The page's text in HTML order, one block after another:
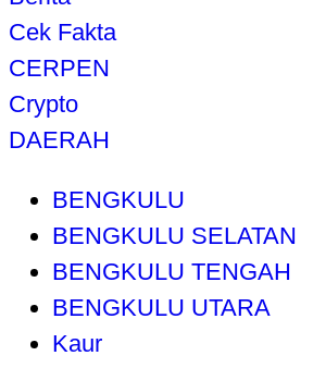
Cek Fakta
CERPEN
Crypto
DAERAH
BENGKULU
BENGKULU SELATAN
BENGKULU TENGAH
BENGKULU UTARA
Kaur